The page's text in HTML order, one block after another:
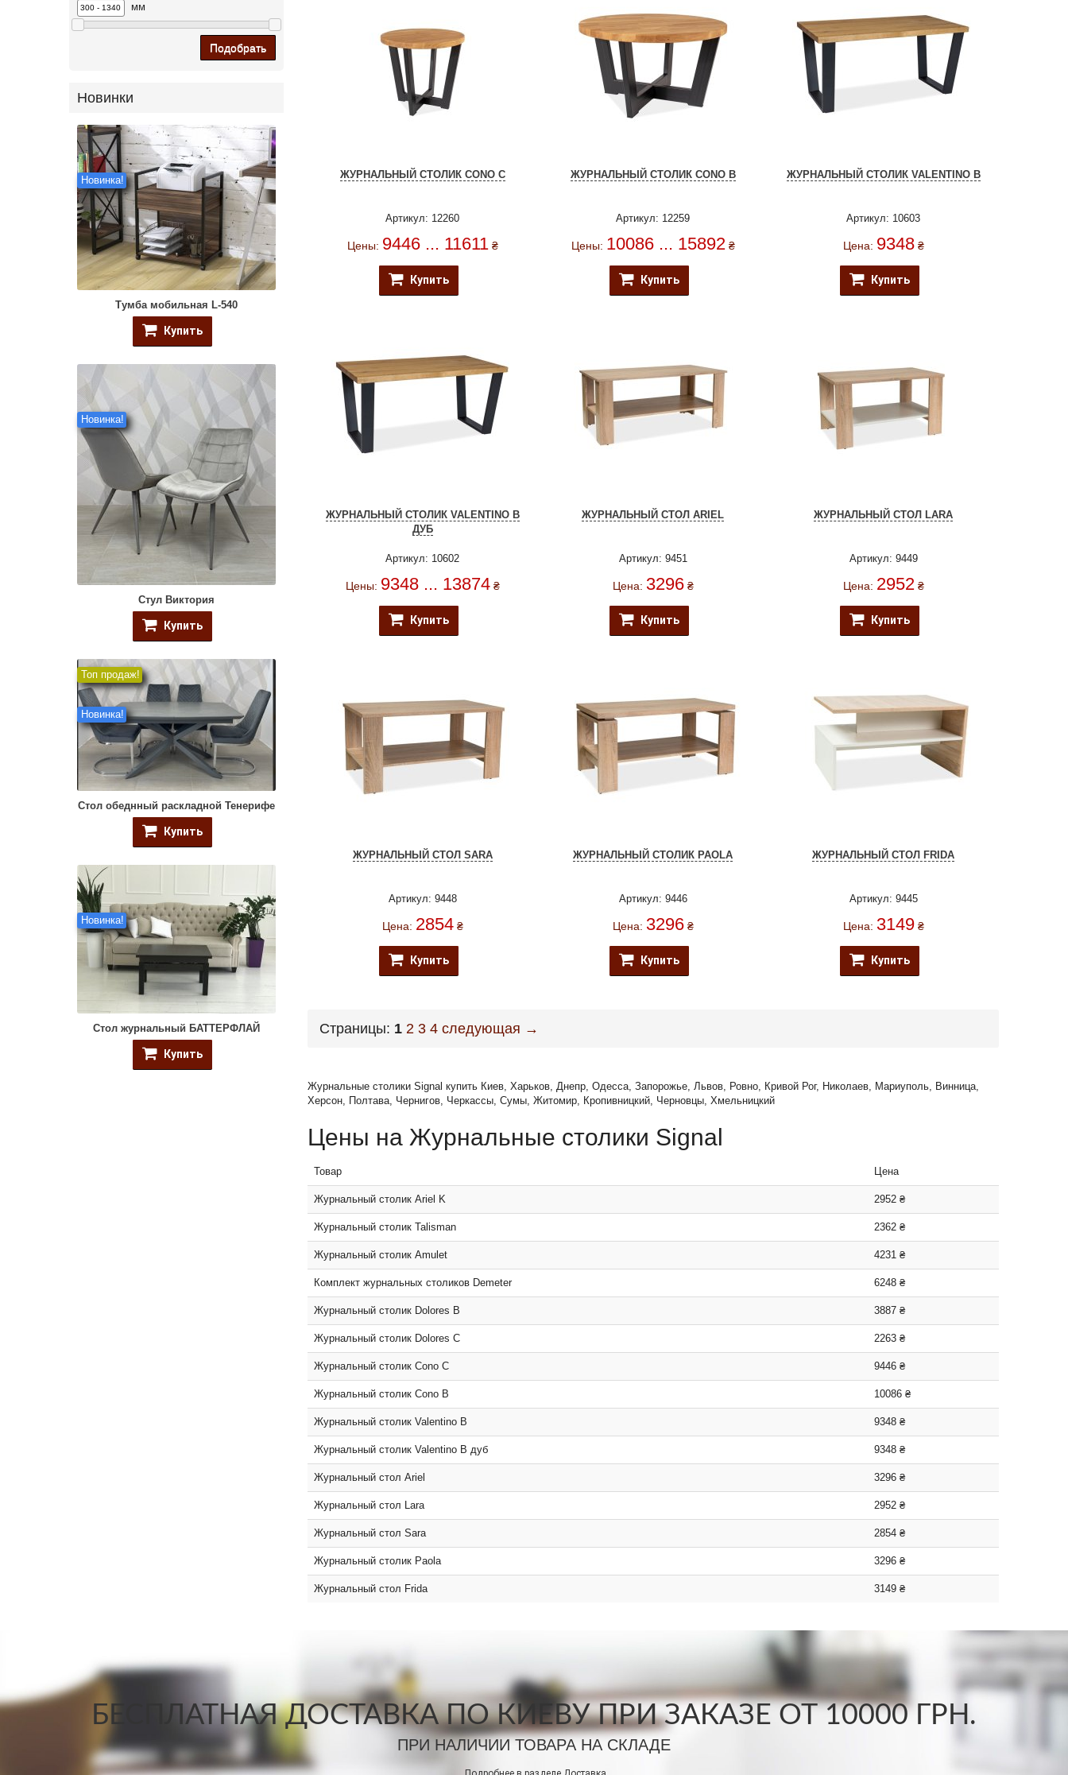
мм
Подобрать
Новинки
Новинка!
Тумба мобильная L-540
Купить
Новинка!
Стул Виктория
Купить
Топ продаж!
Новинка!
Стол обеднный раскладной Тенерифе
Купить
Новинка!
Стол журнальный БАТТЕРФЛАЙ
Купить
ЖУРНАЛЬНЫЙ СТОЛИК CONO C
Артикул: 12260
Цены: 9446 ... 11611 ₴
Купить
ЖУРНАЛЬНЫЙ СТОЛИК CONO B
Артикул: 12259
Цены: 10086 ... 15892 ₴
Купить
ЖУРНАЛЬНЫЙ СТОЛИК VALENTINO B
Артикул: 10603
Цена: 9348 ₴
Купить
ЖУРНАЛЬНЫЙ СТОЛИК VALENTINO B
ДУБ
Артикул: 10602
Цены: 9348 ... 13874 ₴
Купить
ЖУРНАЛЬНЫЙ СТОЛ ARIEL
Артикул: 9451
Цена: 3296 ₴
Купить
ЖУРНАЛЬНЫЙ СТОЛ LARA
Артикул: 9449
Цена: 2952 ₴
Купить
ЖУРНАЛЬНЫЙ СТОЛ SARA
Артикул: 9448
Цена: 2854 ₴
Купить
ЖУРНАЛЬНЫЙ СТОЛИК PAOLA
Артикул: 9446
Цена: 3296 ₴
Купить
ЖУРНАЛЬНЫЙ СТОЛ FRIDA
Артикул: 9445
Цена: 3149 ₴
Купить
Страницы: 1 2 3 4 следующая →
Журнальные столики Signal купить Киев, Харьков, Днепр, Одесса, Запорожье, Львов, Ровно, Кривой Рог, Николаев, Мариуполь, Винница,
Херсон, Полтава, Чернигов, Черкассы, Сумы, Житомир, Кропивницкий, Черновцы, Хмельницкий
Цены на Журнальные столики Signal
Товар Цена
Журнальный столик Ariel K 2952 ₴
Журнальный столик Talisman 2362 ₴
Журнальный столик Amulet 4231 ₴
Комплект журнальных столиков Demeter 6248 ₴
Журнальный столик Dolores B 3887 ₴
Журнальный столик Dolores C 2263 ₴
Журнальный столик Cono C 9446 ₴
Журнальный столик Cono B 10086 ₴
Журнальный столик Valentino B 9348 ₴
Журнальный столик Valentino B дуб 9348 ₴
Журнальный стол Ariel 3296 ₴
Журнальный стол Lara 2952 ₴
Журнальный стол Sara 2854 ₴
Журнальный столик Paola 3296 ₴
Журнальный стол Frida 3149 ₴
БЕСПЛАТНАЯ ДОСТАВКА ПО КИЕВУ ПРИ ЗАКАЗЕ ОТ 10000 ГРН.
ПРИ НАЛИЧИИ ТОВАРА НА СКЛАДЕ